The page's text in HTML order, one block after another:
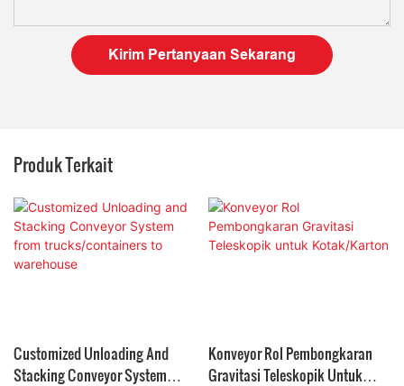
Kirim Pertanyaan Sekarang
Produk Terkait
Customized Unloading And
Stacking Conveyor System
Konveyor Rol Pembongkaran
Gravitasi Teleskopik Untuk